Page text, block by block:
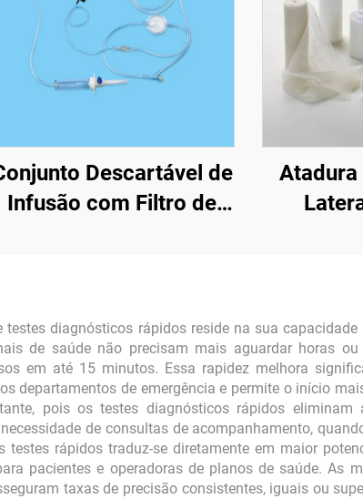
Descartável de
Infusão com Filtro de
Atadura
diagnósticos rápidos reside na sua capacidade
de saúde não precisam mais aguardar horas
em até 15 minutos. Essa rapidez melhora
departamentos de emergência e permite o início
pois os testes diagnósticos rápidos
de consultas de acompanhamento,
rápidos traduz-se diretamente em maior
pacientes e operadoras de planos de saúde. As
taxas de precisão consistentes, iguais ou